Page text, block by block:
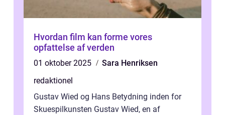
Hvordan film kan forme vores
opfattelse af verden
01 oktober 2025
Sara Henriksen
redaktionel
Gustav Wied og Hans Betydning inden for
Skuespilkunsten Gustav Wied, en af